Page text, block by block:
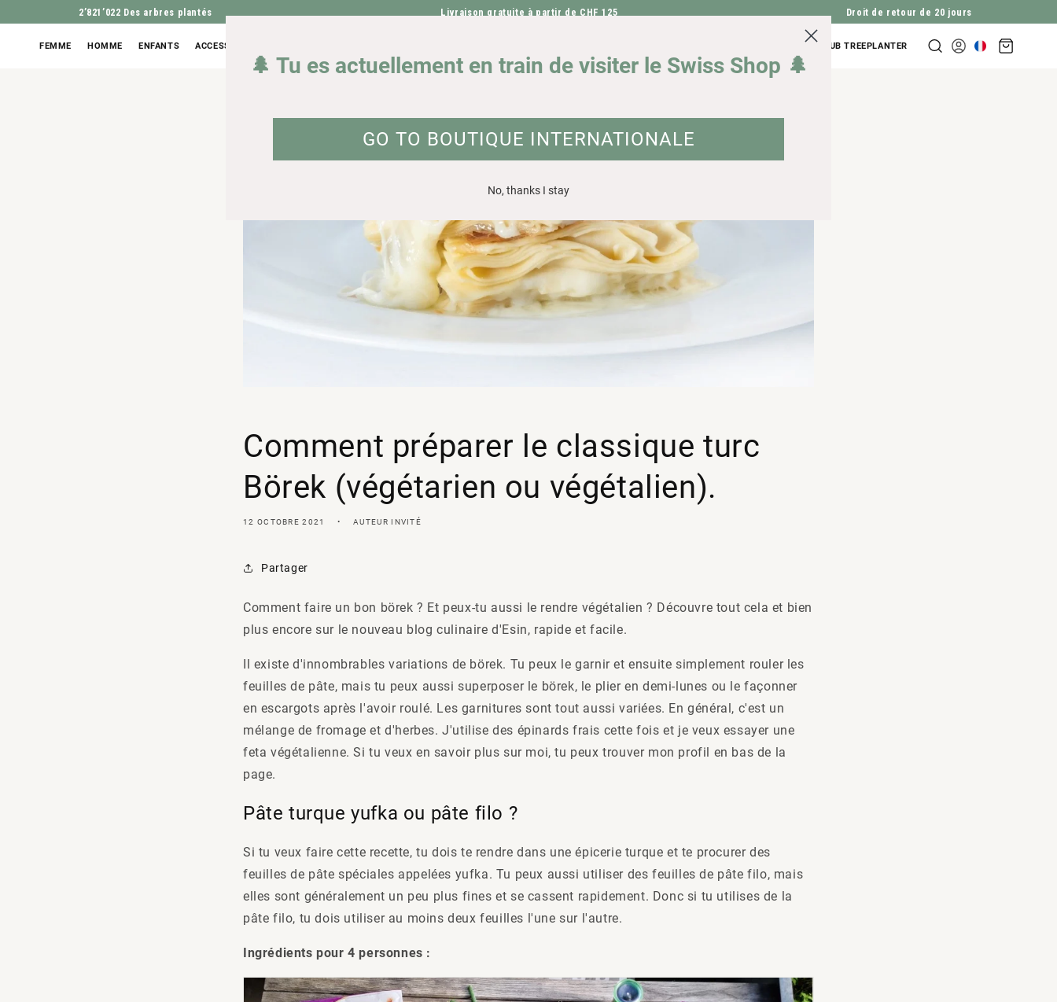
ALLER DIRECTEMENT AU CONTENU
2’821’022 Des arbres plantés Livraison gratuite à partir de CHF 125 Droit de retour de 20 jours
FEMME HOMME ENFANTS ACCESSOIRES CLUB TREEPLANTER
Se
d'achat
Comment préparer le classique turc
Börek (végétarien ou végétalien).
12 OCTOBRE 2021 AUTEUR INVITÉ
Partager
Comment faire un bon börek ? Et peux-tu aussi le rendre végétalien ? Découvre tout cela et bien
plus encore sur le nouveau blog culinaire d'Esin, rapide et facile.
Il existe d'innombrables variations de börek. Tu peux le garnir et ensuite simplement rouler les
feuilles de pâte, mais tu peux aussi superposer le börek, le plier en demi-lunes ou le façonner
en escargots après l'avoir roulé. Les garnitures sont tout aussi variées. En général, c'est un
mélange de fromage et d'herbes. J'utilise des épinards frais cette fois et je veux essayer une
feta végétalienne. Si tu veux en savoir plus sur moi, tu peux trouver mon profil en bas de la
page.
Pâte turque yufka ou pâte filo ?
Si tu veux faire cette recette, tu dois te rendre dans une épicerie turque et te procurer des
feuilles de pâte spéciales appelées yufka. Tu peux aussi utiliser des feuilles de pâte filo, mais
elles sont généralement un peu plus fines et se cassent rapidement. Donc si tu utilises de la
pâte filo, tu dois utiliser au moins deux feuilles l'une sur l'autre.
Ingrédients pour 4 personnes :
🌲 Tu es actuellement en train de visiter le Swiss Shop 🌲
GO TO BOUTIQUE INTERNATIONALE
No, thanks I stay